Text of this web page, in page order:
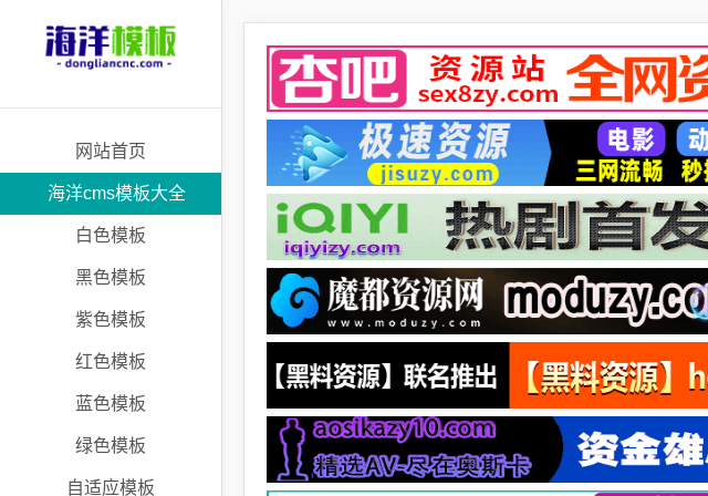
网站首页
海洋cms模板大全
白色模板
黑色模板
紫色模板
红色模板
蓝色模板
绿色模板
自适应模板